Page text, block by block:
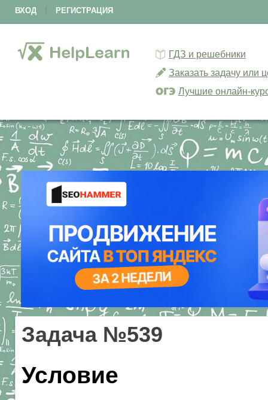
ВХОД РЕГИСТРАЦИЯ
ГДЗ и решебники
Заказать задачу или
Лучшие онлайн-
Задача №539
Условие